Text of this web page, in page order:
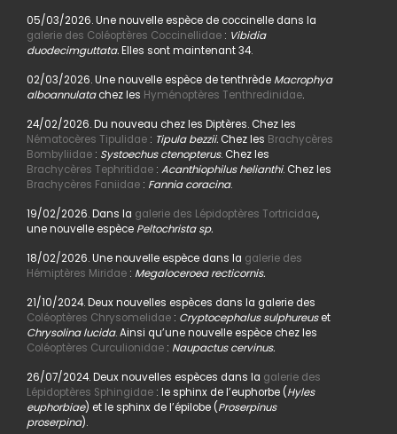
05/03/2026. Une nouvelle espèce de coccinelle dans la
galerie des Coléoptères Coccinellidae: Vibidia
duodecimguttata.Elles sont maintenant 34.
02/03/2026. Une nouvelle espèce de tenthrède Macrophya
alboannulatachez les Hyménoptères Tenthredinidae.
24/02/2026. Du nouveau chez les Diptères. Chez les
Nématocères Tipulidae: Tipula bezzii. Chez les Brachycères
Bombyliidae: Systoechus ctenopterus. Chez les
Brachycères Tephritidae: Acanthiophilus helianthi. Chez les
Brachycères Faniidae: Fannia coracina.
19/02/2026. Dans la galerie des Lépidoptères Tortricidae,
une nouvelle espèce Peltochrista sp.
18/02/2026. Une nouvelle espèce dans la galerie des
Hémiptères Miridae: Megaloceroea recticornis.
21/10/2024. Deux nouvelles espèces dans la galerie des
Coléoptères Chrysomelidae: Cryptocephalus sulphureuset
Chrysolina lucida. Ainsi qu’une nouvelle espèce chez les
Coléoptères Curculionidae : Naupactus cervinus.
26/07/2024. Deux nouvelles espèces dans la galerie des
Lépidoptères Sphingidae: le sphinx de l’euphorbe (Hyles
euphorbiae) et le sphinx de l’épilobe (Proserpinus
proserpina).